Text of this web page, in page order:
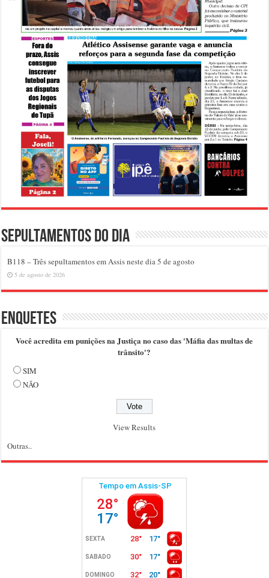
Sepultamentos do dia
B118 – Três sepultamentos em Assis neste dia 5 de agosto
5 de agosto de 2026
Enquetes
Você acredita em punições na Justiça no caso das 'Máfia das multas de
trânsito'?
SIM
NÃO
View Results
Outras..